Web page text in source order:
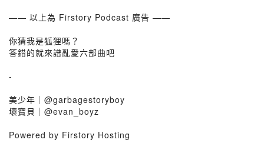
—— 以上為 Firstory Podcast 廣告 ——
你猜我是狐狸嗎？
答錯的就來譜亂愛六部曲吧
-
美少年｜@garbagestoryboy
壞寶貝｜@evan_boyz
Powered by Firstory Hosting